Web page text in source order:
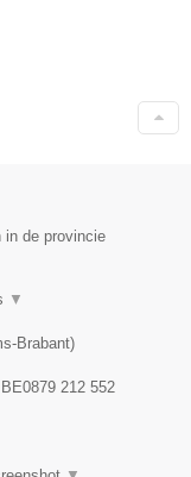
in de provincie
▼
Brabant)
BE0879 212 552